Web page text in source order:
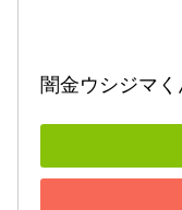
闇金ウシジマ